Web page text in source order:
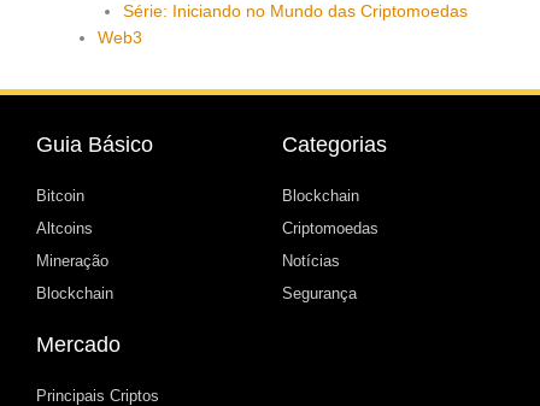
Série: Iniciando no Mundo das Criptomoedas
Web3
Guia Básico
Bitcoin
Altcoins
Mineração
Blockchain
Categorias
Blockchain
Criptomoedas
Notícias
Segurança
Mercado
Principais Criptos